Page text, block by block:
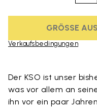
GRÖSSE
Verkaufsbedingungen
Der KSO ist unser
was vor allem an
ihn vor ein paar